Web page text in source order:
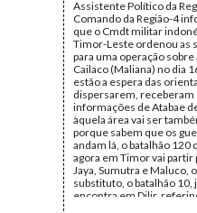
Assistente Político da
Comando da Região-4
que o Cmdt militar
Timor-Leste ordenou as
para uma operação sobre
Cailaco (Maliana) no dia
estão a espera das
dispersarem, receberam
informações de Atabae
àquela área vai ser
porque sabem que os
andam lá, o batalhão 120
agora em Timor vai partir
Jaya, Sumutra e Maluco,
substituto, o batalhão 10,
encontra em Dilir,